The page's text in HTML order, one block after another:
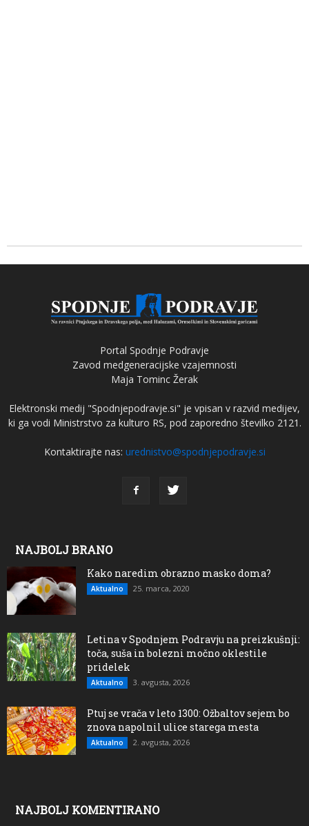
Portal Spodnje Podravje
Zavod medgeneracijske vzajemnosti
Maja Tominc Žerak
Elektronski medij "Spodnjepodravje.si" je vpisan v razvid medijev,
ki ga vodi Ministrstvo za kulturo RS, pod zaporedno številko 2121.
Kontaktirajte nas: urednistvo@spodnjepodravje.si
NAJBOLJ BRANO
Kako naredim obrazno masko doma?
Aktualno 25. marca, 2020
Letina v Spodnjem Podravju na preizkušnji:
toča, suša in bolezni močno oklestile
pridelek
Aktualno 3. avgusta, 2026
Ptuj se vrača v leto 1300: Ožbaltov sejem bo
znova napolnil ulice starega mesta
Aktualno 2. avgusta, 2026
NAJBOLJ KOMENTIRANO